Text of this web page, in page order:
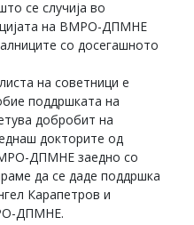
се случија во
на ВМРО-ДПМНЕ
со досегашното
на советници е
поддршката на
добробит на
докторите од
ДПМНЕ заедно со
да се даде поддршка
Карапетров и
ДПМНЕ.